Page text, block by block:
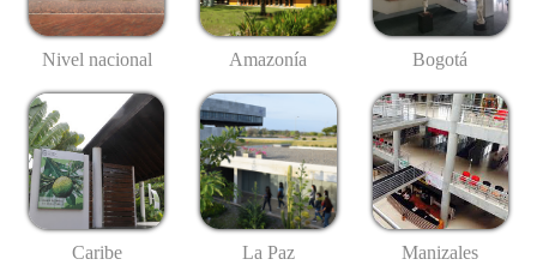
Nivel nacional Amazonía Bogotá
Caribe La Paz Manizales